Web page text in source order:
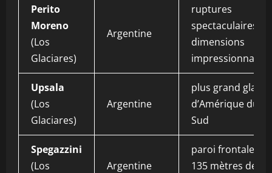
Perito
Moreno
(Los
Glaciares)
Argentine
ruptures
spectaculaires et
dimensions
Upsala
(Los
Glaciares)
Argentine
plus grand
d’Amérique du
Sud
Spegazzini
(Los
Argentine
paroi frontale de
135 mètres de